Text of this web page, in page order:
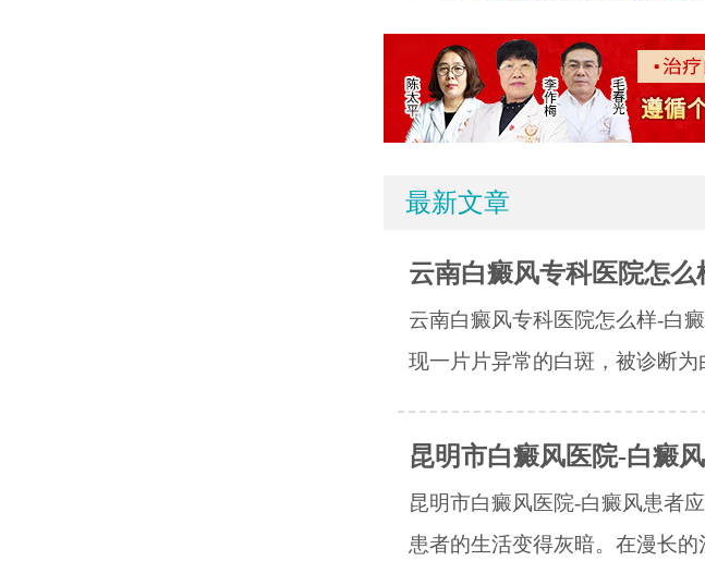
最新文章
云南白癜风专科医院怎
云南白癜风专科医院怎么样-白
现一片片异常的白斑，被诊断为
昆明市白癜风医院-白癜
昆明市白癜风医院-白癜风患者
患者的生活变得灰暗。在漫长的